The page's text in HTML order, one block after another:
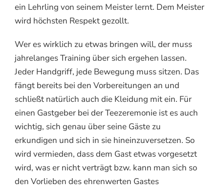
ein Lehrling von seinem Meister lernt. Dem Meister
wird höchsten Respekt gezollt.
Wer es wirklich zu etwas bringen will, der muss
jahrelanges Training über sich ergehen lassen.
Jeder Handgriff, jede Bewegung muss sitzen. Das
fängt bereits bei den Vorbereitungen an und
schließt natürlich auch die Kleidung mit ein. Für
einen Gastgeber bei der Teezeremonie ist es auch
wichtig, sich genau über seine Gäste zu
erkundigen und sich in sie hineinzuversetzen. So
wird vermieden, dass dem Gast etwas vorgesetzt
wird, was er nicht verträgt bzw. kann man sich so
den Vorlieben des ehrenwerten Gastes